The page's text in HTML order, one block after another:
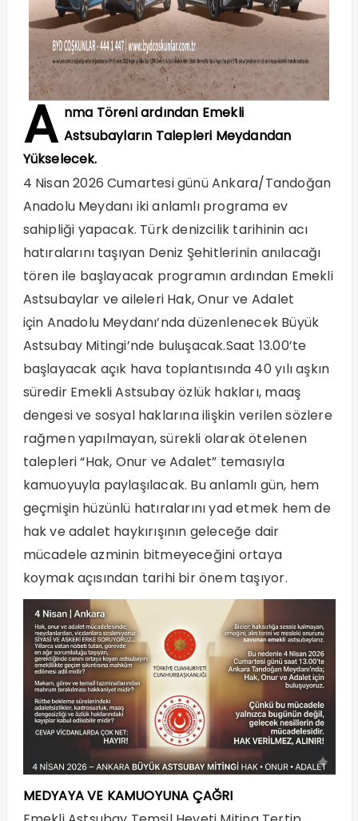
A nma Töreni ardından Emekli
Astsubayların Talepleri Meydandan
Yükselecek.
4 Nisan 2026 Cumartesi günü Ankara/Tandoğan
Anadolu Meydanı iki anlamlı programa ev
sahipliği yapacak. Türk denizcilik tarihinin acı
hatıralarını taşıyan Deniz Şehitlerinin anılacağı
tören ile başlayacak programın ardından Emekli
Astsubaylar ve aileleri Hak, Onur ve Adalet
için Anadolu Meydanı’nda düzenlenecek Büyük
Astsubay Mitingi’nde buluşacak.Saat 13.00’te
başlayacak açık hava toplantısında 40 yılı aşkın
süredir Emekli Astsubay özlük hakları, maaş
dengesi ve sosyal haklarına ilişkin verilen sözlere
rağmen yapılmayan, sürekli olarak ötelenen
talepleri “Hak, Onur ve Adalet” temasıyla
kamuoyuyla paylaşılacak. Bu anlamlı gün, hem
geçmişin hüzünlü hatıralarını yad etmek hem de
hak ve adalet haykırışının geleceğe dair
mücadele azminin bitmeyeceğini ortaya
koymak açısından tarihi bir önem taşıyor.
MEDYAYA VE KAMUOYUNA ÇAĞRI